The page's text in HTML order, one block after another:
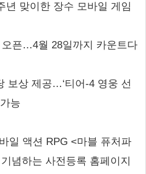
년 맞이한 장수 모바일 게임
픈…4월 28일까지 카운트다
보상 제공…‘티어-4 영웅 선
능
일 액션 RPG <마블 퓨처파
념하는 사전등록 홈페이지